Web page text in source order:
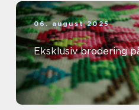
06. august 2025
Eksklusiv brodering